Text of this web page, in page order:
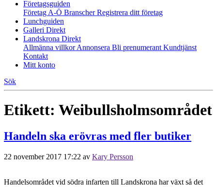
Företagsguiden
Företag A-Ö BranscherRegistrera ditt företag
Lunchguiden
Galleri Direkt
Landskrona Direkt
Allmänna villkorAnnonsera Bli prenumerant Kundtjänst
Kontakt
Mitt konto
Sök
Etikett: Weibullsholmsområdet
Handeln ska erövras med fler butiker
22 november 2017 17:22 av Kary Persson
Handelsområdet vid södra infarten till Landskrona har växt så det